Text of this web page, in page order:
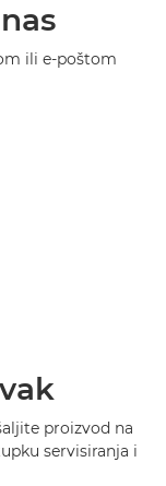
ili e-poštom
proizvod na
servisiranja i